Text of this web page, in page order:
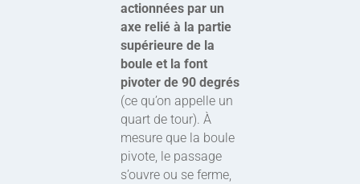
actionnées par un
axe relié à la partie
supérieure de la
boule et la font
pivoter de 90 degrés
(ce qu’on appelle un
quart de tour). À
mesure que la boule
pivote, le passage
s’ouvre ou se ferme,